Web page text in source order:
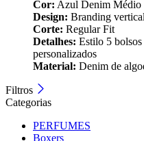
Cor: Azul Denim Médio
Design: Branding
Corte: Regular Fit
Detalhes: Estilo 5 bolsos
personalizados
Material: Denim de
Filtros
Categorias
PERFUMES
Boxers